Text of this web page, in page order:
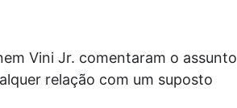
Vini Jr. comentaram o assunto
relação com um suposto